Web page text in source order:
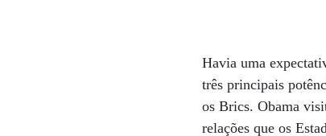
Havia uma
três principais
os Brics. Obama
relações que os